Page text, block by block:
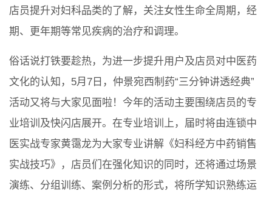
店员提升对妇科品类的了解，关注女性生命全周期，经
期、更年期等常见疾病的治疗和调理。
俗话说打铁要趁热，为进一步提升用户及店员对中医药
文化的认知，5月7日，仲景宛西制药“三分钟讲透经典”
活动又将与大家见面啦！今年的活动主要围绕店员的专
业培训及快闪店展开。在专业培训上，届时将由连锁中
医实战专家黄霭龙为大家专业讲解《妇科经方中药销售
实战技巧》，店员们在强化知识的同时，还将通过场景
演练、分组训练、案例分析的形式，将所学知识熟练运